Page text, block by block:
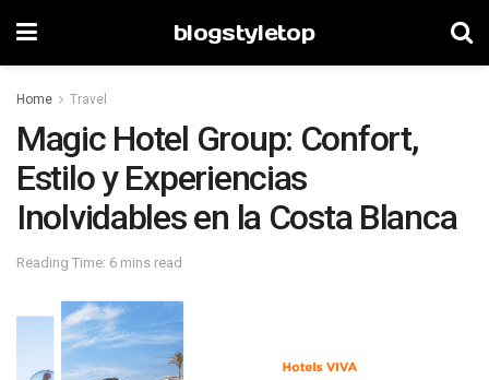
blogstyletop
Home Travel
Magic Hotel Group: Confort,
Estilo y Experiencias
Inolvidables en la Costa Blanca
Reading Time: 6 mins read